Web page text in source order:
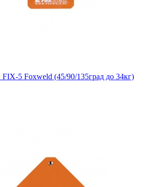
5 Foxweld (45/90/135град до 34кг)